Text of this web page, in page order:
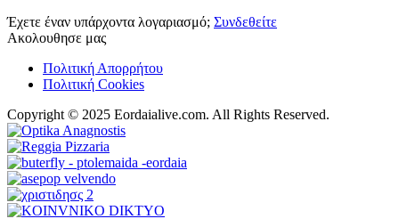
Έχετε έναν υπάρχοντα λογαριασμό; Συνδεθείτε
Ακολουθησε μας
Πολιτική Απορρήτου
Πολιτική Cookies
Copyright © 2025 Eordaialive.com. All Rights Reserved.